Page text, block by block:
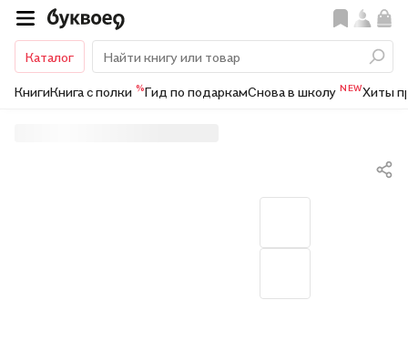
Каталог
КнигиКнига с полки %Гид по подаркамСнова в школу NEWХиты